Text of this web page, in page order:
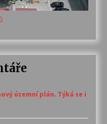
územní plán. Týká se i